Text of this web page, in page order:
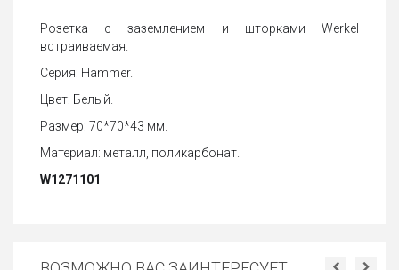
Розетка с заземлением и шторками Werkel
встраиваемая.
Серия: Hammer.
Цвет: Белый.
Размер: 70*70*43 мм.
Материал: металл, поликарбонат.
W1271101